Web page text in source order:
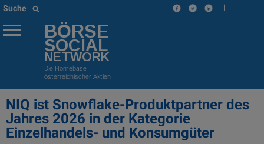
Suche |
BÖRSE
SOCIAL
NETWORK
Die Homebase
österreichischer Aktien
NIQ ist Snowflake-Produktpartner des
Jahres 2026 in der Kategorie
Einzelhandels- und Konsumgüter